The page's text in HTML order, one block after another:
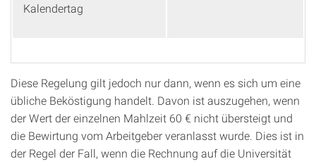
Kalendertag
Diese Regelung gilt jedoch nur dann, wenn es sich um eine
übliche Beköstigung handelt. Davon ist auszugehen, wenn
der Wert der einzelnen Mahlzeit 60 € nicht übersteigt und
die Bewirtung vom Arbeitgeber veranlasst wurde. Dies ist in
der Regel der Fall, wenn die Rechnung auf die Universität